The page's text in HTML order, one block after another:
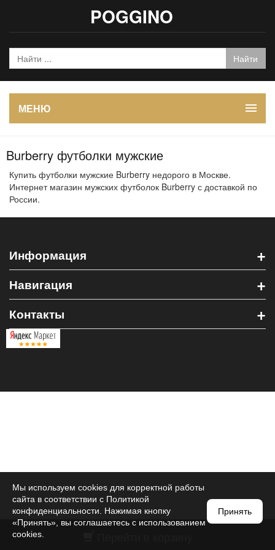
POGGINO
МЕНЮ
Burberry футболки мужские
Купить футболки мужские Burberry недорого в Москве.
Интернет магазин мужских футболок Burberry с доставкой по
России.
Информация +
Навигация +
Контакты +
Мы используем cookies для корректной работы
сайта в соответствии с Политикой
конфиденциальности . Нажимая кнопку
«Принять», вы соглашаетесь с использованием
cookies.
Принять